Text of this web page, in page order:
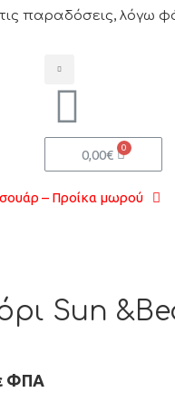
παραδόσεις, λόγω
0,00€
– Προίκα μωρού
Sun
ΦΠΑ